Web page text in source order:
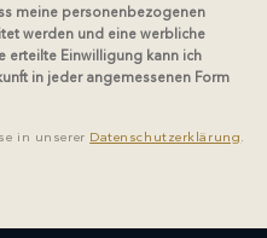
meine personenbezogenen
werden und eine werbliche
erteilte Einwilligung kann ich
in jeder angemessenen Form
in unserer Datenschutzerklärung.